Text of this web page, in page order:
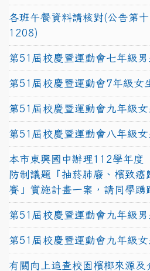
各班午餐資料請核對(公告第
1208)
第51屆校慶暨運動會七年級
第51屆校慶暨運動會7年級女
第51屆校慶暨運動會九年級
第51屆校慶暨運動會八年級
本市東興國中辦理112學年度
防制議題『抽菸肺廢、檳致癌
賽」實施計畫一案，請同學踴
第51屆校慶暨運動會九年級
第51屆校慶暨運動會九年級
有關向上追查校園檳榔來源及